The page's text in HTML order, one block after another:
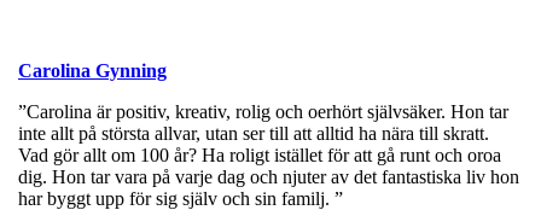
Carolina Gynning
”Carolina är positiv, kreativ, rolig och oerhört självsäker. Hon tar
inte allt på största allvar, utan ser till att alltid ha nära till skratt.
Vad gör allt om 100 år? Ha roligt istället för att gå runt och oroa
dig. Hon tar vara på varje dag och njuter av det fantastiska liv hon
har byggt upp för sig själv och sin familj. ”